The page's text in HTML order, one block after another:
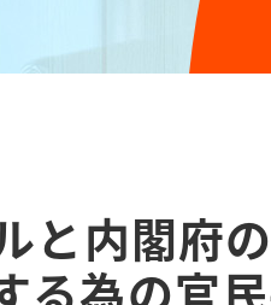
と内閣府
る為の官